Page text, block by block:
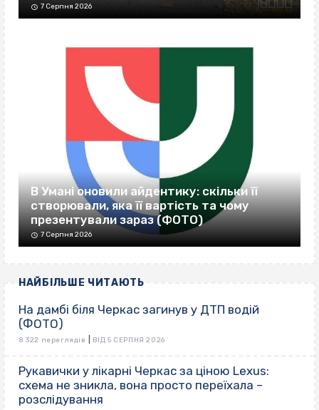
7 Серпня 2026
В Умані оновили айдентику: скільки її
створювали, яка її вартість та чому
презентували зараз (ФОТО)
7 Серпня 2026
НАЙБІЛЬШЕ ЧИТАЮТЬ
На дамбі біля Черкас загинув у ДТП водій
(ФОТО)
8 322 переглядів ВІД 5 СЕРПНЯ 2026
Рукавички у лікарні Черкас за ціною Lexus:
схема не зникла, вона просто переїхала –
розслідування